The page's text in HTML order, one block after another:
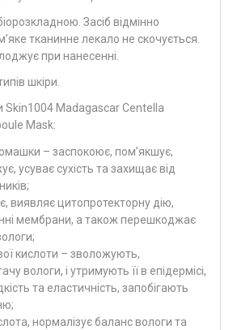
Засіб відмінно
тканинне лекало не скочується.
при нанесенні.
шкіри.
Skin1004 Madagascar Centella
Mask:
– заспокоює, пом’якшує,
усуває сухість та захищає від
виявляє цитопротекторну дію,
мембрани, а також перешкоджає
кислоти – зволожують,
вологи, і утримують її в епідермісі,
та еластичність, запобігають
нормалізує баланс вологи та